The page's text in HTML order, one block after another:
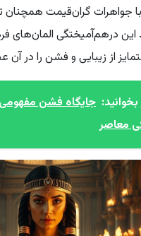
با جواهرات گران‌قیمت همچنان
درهم‌آمیختگی المان‌های
از زیبایی و فشن را در آن
جایگاه فشن
معاصر